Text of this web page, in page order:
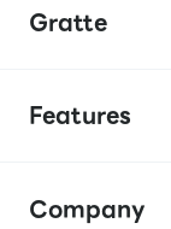
Gratte
Features
Company